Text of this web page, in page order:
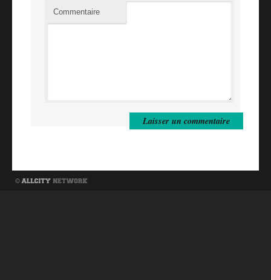
Commentaire